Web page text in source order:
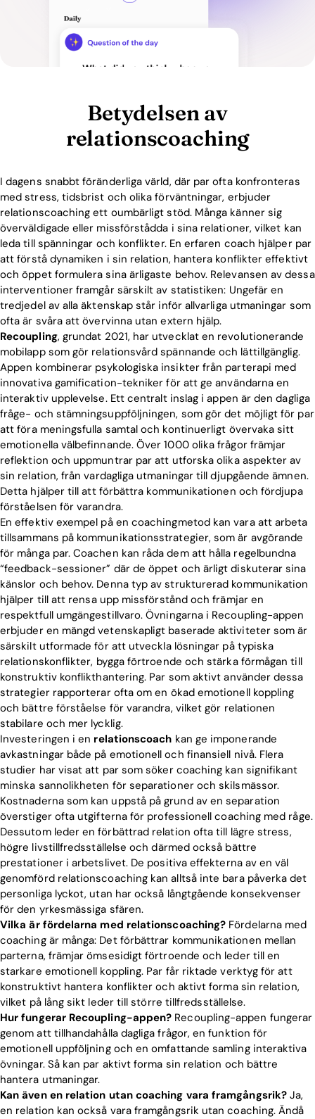
Betydelsen av
relationscoaching
I dagens snabbt föränderliga värld, där par ofta konfronteras
med stress, tidsbrist och olika förväntningar, erbjuder
relationscoaching ett oumbärligt stöd. Många känner sig
överväldigade eller missförstådda i sina relationer, vilket kan
leda till spänningar och konflikter. En erfaren coach hjälper par
att förstå dynamiken i sin relation, hantera konflikter effektivt
och öppet formulera sina ärligaste behov. Relevansen av dessa
interventioner framgår särskilt av statistiken: Ungefär en
tredjedel av alla äktenskap står inför allvarliga utmaningar som
ofta är svåra att övervinna utan extern hjälp.
Recoupling, grundat 2021, har utvecklat en revolutionerande
mobilapp som gör relationsvård spännande och lättillgänglig.
Appen kombinerar psykologiska insikter från parterapi med
innovativa gamification-tekniker för att ge användarna en
interaktiv upplevelse. Ett centralt inslag i appen är den dagliga
fråge- och stämningsuppföljningen, som gör det möjligt för par
att föra meningsfulla samtal och kontinuerligt övervaka sitt
emotionella välbefinnande. Över 1000 olika frågor främjar
reflektion och uppmuntrar par att utforska olika aspekter av
sin relation, från vardagliga utmaningar till djupgående ämnen.
Detta hjälper till att förbättra kommunikationen och fördjupa
förståelsen för varandra.
En effektiv exempel på en coachingmetod kan vara att arbeta
tillsammans på kommunikationsstrategier, som är avgörande
för många par. Coachen kan råda dem att hålla regelbundna
“feedback-sessioner” där de öppet och ärligt diskuterar sina
känslor och behov. Denna typ av strukturerad kommunikation
hjälper till att rensa upp missförstånd och främjar en
respektfull umgängestillvaro. Övningarna i Recoupling-appen
erbjuder en mängd vetenskapligt baserade aktiviteter som är
särskilt utformade för att utveckla lösningar på typiska
relationskonflikter, bygga förtroende och stärka förmågan till
konstruktiv konflikthantering. Par som aktivt använder dessa
strategier rapporterar ofta om en ökad emotionell koppling
och bättre förståelse för varandra, vilket gör relationen
stabilare och mer lycklig.
Investeringen i en relationscoach kan ge imponerande
avkastningar både på emotionell och finansiell nivå. Flera
studier har visat att par som söker coaching kan signifikant
minska sannolikheten för separationer och skilsmässor.
Kostnaderna som kan uppstå på grund av en separation
överstiger ofta utgifterna för professionell coaching med råge.
Dessutom leder en förbättrad relation ofta till lägre stress,
högre livstillfredsställelse och därmed också bättre
prestationer i arbetslivet. De positiva effekterna av en väl
genomförd relationscoaching kan alltså inte bara påverka det
personliga lyckot, utan har också långtgående konsekvenser
för den yrkesmässiga sfären.
Vilka är fördelarna med relationscoaching? Fördelarna med
coaching är många: Det förbättrar kommunikationen mellan
parterna, främjar ömsesidigt förtroende och leder till en
starkare emotionell koppling. Par får riktade verktyg för att
konstruktivt hantera konflikter och aktivt forma sin relation,
vilket på lång sikt leder till större tillfredsställelse.
Hur fungerar Recoupling-appen? Recoupling-appen fungerar
genom att tillhandahålla dagliga frågor, en funktion för
emotionell uppföljning och en omfattande samling interaktiva
övningar. Så kan par aktivt forma sin relation och bättre
hantera utmaningar.
Kan även en relation utan coaching vara framgångsrik?Ja,
en relation kan också vara framgångsrik utan coaching. Ändå